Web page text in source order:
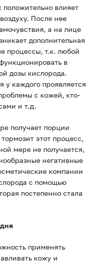
влияет
После нее
а на лице
дополнительная
процессы, т.к. любой
в
дозы кислорода.
у каждого проявляется
с кожей, кто-
и т.д.
получает порции
этот процесс,
мере не получается,
негативные
компании
с помощью
постепенно стала
применять
кожу и